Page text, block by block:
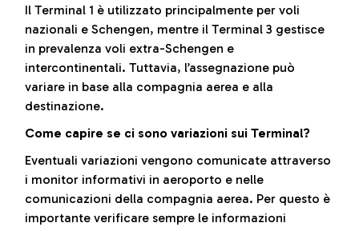
Il Terminal 1 è utilizzato principalmente per voli
nazionali e Schengen, mentre il Terminal 3 gestisce
in prevalenza voli extra-Schengen e
intercontinentali. Tuttavia, l’assegnazione può
variare in base alla compagnia aerea e alla
destinazione.
Come capire se ci sono variazioni sui Terminal?
Eventuali variazioni vengono comunicate attraverso
i monitor informativi in aeroporto e nelle
comunicazioni della compagnia aerea. Per questo è
importante verificare sempre le informazioni